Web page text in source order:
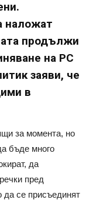
наложат
продължи
на РС
заяви, че
в
за момента, но
бъде много
да
пред
се присъединят